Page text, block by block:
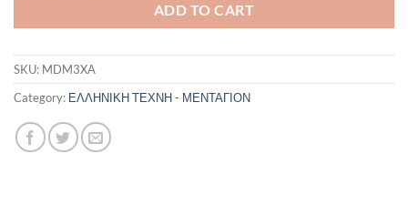
ADD TO CART
SKU: MDM3XA
Category: ΕΛΛΗΝΙΚΗ ΤΕΧΝΗ - ΜΕΝΤΑΓΙΟΝ